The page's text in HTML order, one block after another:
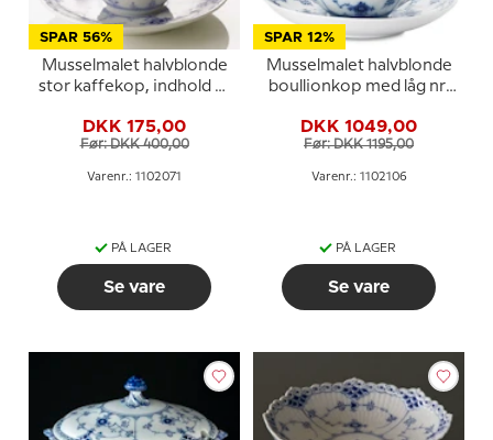
SPAR 56%
Musselmalet halvblonde
stor kaffekop, indhold 17
DKK 175,00
Før: DKK 400,00
Varenr.: 1102071
PÅ LAGER
Se vare
SPAR 12%
Musselmalet halvblonde
boullionkop med låg nr.
35 cl., Royal
Copenhagen
DKK 1049,00
Før: DKK 1195,00
Varenr.: 1102106
PÅ LAGER
Se vare